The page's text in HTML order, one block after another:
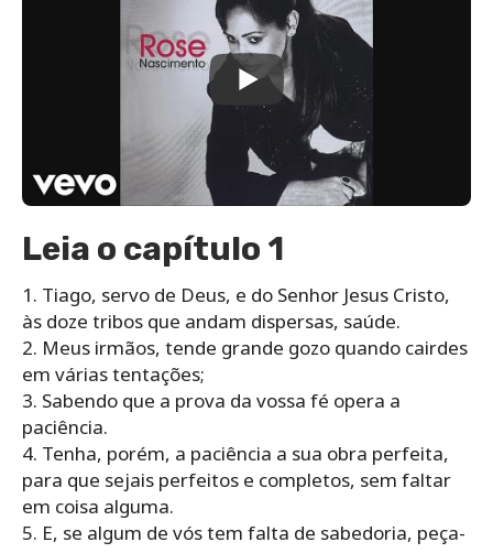
Leia o capítulo 1
1. Tiago, servo de Deus, e do Senhor Jesus Cristo,
às doze tribos que andam dispersas, saúde.
2. Meus irmãos, tende grande gozo quando cairdes
em várias tentações;
3. Sabendo que a prova da vossa fé opera a
paciência.
4. Tenha, porém, a paciência a sua obra perfeita,
para que sejais perfeitos e completos, sem faltar
em coisa alguma.
5. E, se algum de vós tem falta de sabedoria, peça-